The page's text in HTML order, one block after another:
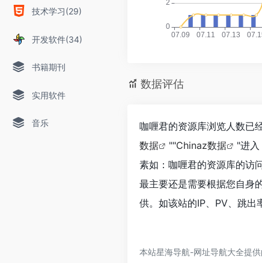
技术学习(29)
开发软件(34)
书籍期刊
实用软件
音乐
数据评估
咖喱君的资源库浏览人数已
数据
""Chinaz数据
"进
素如：咖喱君的资源库的访
最主要还是需要根据您自身
供。如该站的IP、PV、跳出
本站星海导航-网址导航大全提